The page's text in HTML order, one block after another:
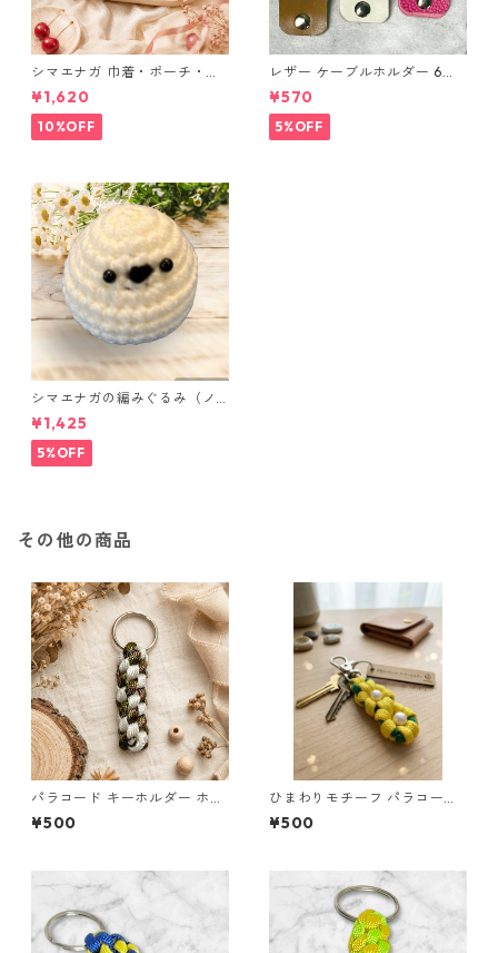
シマエナガ 巾着・ポーチ・ミ
ニポーチ(カード収納にも) ３
点セット さくらんぼ柄×淡いピ
ンク
¥1,620
10%OFF
レザー ケーブルホルダー 6個
セット
¥570
5%OFF
シマエナガの編みぐるみ（ノ
ーマル）
¥1,425
5%OFF
その他の商品
パラコード キーホルダー ホワ
イト× グリーン・ブラウン ハ
ンドメイド 国産 本革 ヌメ革
¥500
ひまわりモチーフ パラコード
キーホルダー s44 アウトドア
¥500